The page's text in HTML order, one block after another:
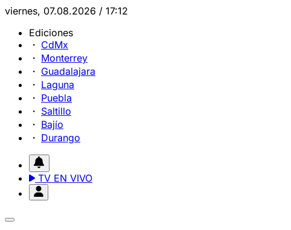
viernes, 07.08.2026 / 17:12
Ediciones
CdMx
Monterrey
Guadalajara
Laguna
Puebla
Saltillo
Bajío
Durango
TV EN VIVO